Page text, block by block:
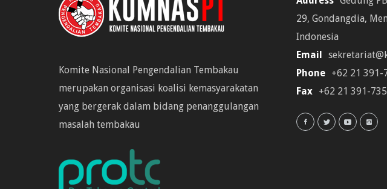
Komite Nasional Pengendalian Tembakau
merupakan organisasi koalisi kemasyarakatan
yang bergerak dalam bidang penanggulangan
masalah tembakau
29, Gondangdia,
Indonesia
Email
Phone +62 21 391-
Fax +62 21 391-